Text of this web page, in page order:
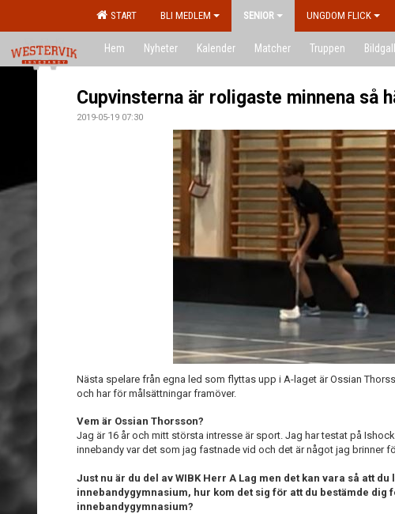
START BLI MEDLEM SENIOR UNGDOM FLICK
Hem Nyheter Kalender Matcher Truppen
Cupvinsterna är roligaste minnena så
2019-05-19 07:30
Nästa spelare från egna led som flyttas upp i A-laget är Ossian
och har för målsättningar framöver.
Vem är Ossian Thorsson?
Jag är 16 år och mitt största intresse är sport. Jag har testat på
innebandy var det som jag fastnade vid och det är något jag brinner
Just nu är du del av WIBK Herr A Lag men det kan vara så att du
innebandygymnasium, hur kom det sig för att du bestämde dig
innebandygymnasium?